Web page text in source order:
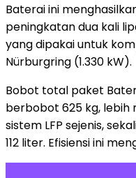
Baterai ini
peningkatan dua kali
yang dipakai untuk
Nürburgring (1.330 kW).
Bobot total paket
berbobot 625 kg, lebih
sistem LFP sejenis,
112 liter. Efisiensi ini